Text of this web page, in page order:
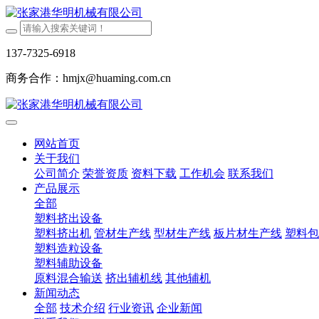
137-7325-6918
商务合作：hmjx@huaming.com.cn
网站首页
关于我们
公司简介 荣誉资质 资料下载 工作机会 联系我们
产品展示
全部
塑料挤出设备
塑料挤出机 管材生产线 型材生产线 板片材生产线 塑料
塑料造粒设备
塑料辅助设备
原料混合输送 挤出辅机线 其他辅机
新闻动态
全部 技术介绍 行业资讯 企业新闻